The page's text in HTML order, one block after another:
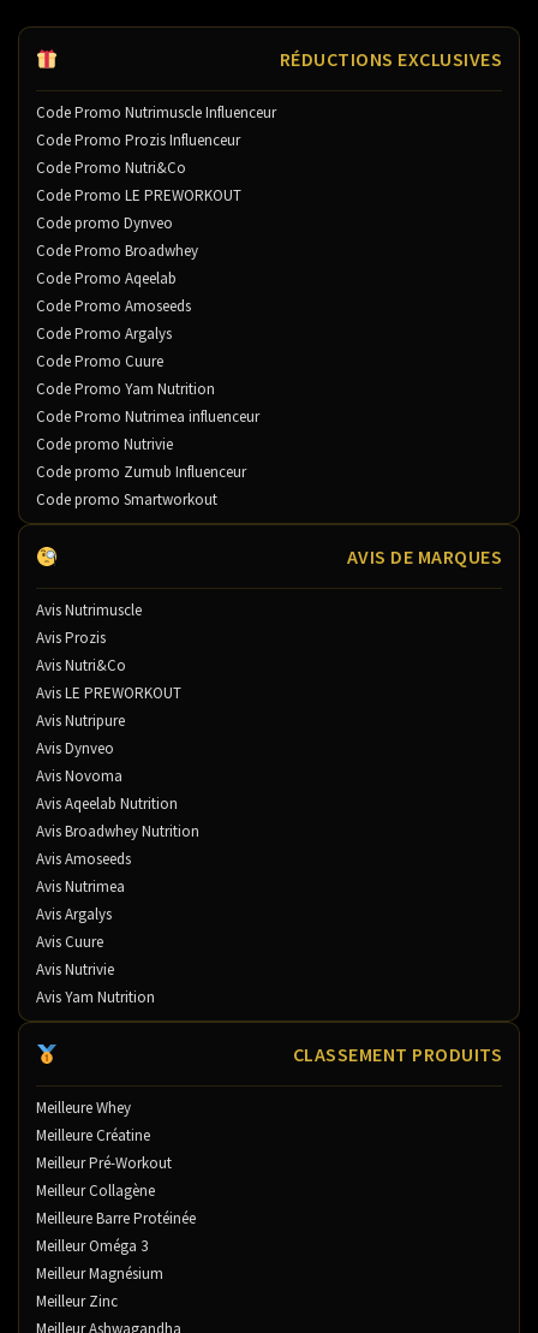
RÉDUCTIONS EXCLUSIVES
Code Promo Nutrimuscle Influenceur
Code Promo Prozis Influenceur
Code Promo Nutri&Co
Code Promo LE PREWORKOUT
Code promo Dynveo
Code Promo Broadwhey
Code Promo Aqeelab
Code Promo Amoseeds
Code Promo Argalys
Code Promo Cuure
Code Promo Yam Nutrition
Code Promo Nutrimea influenceur
Code promo Nutrivie
Code promo Zumub Influenceur
Code promo Smartworkout
AVIS DE MARQUES
Avis Nutrimuscle
Avis Prozis
Avis Nutri&Co
Avis LE PREWORKOUT
Avis Nutripure
Avis Dynveo
Avis Novoma
Avis Aqeelab Nutrition
Avis Broadwhey Nutrition
Avis Amoseeds
Avis Nutrimea
Avis Argalys
Avis Cuure
Avis Nutrivie
Avis Yam Nutrition
CLASSEMENT PRODUITS
Meilleure Whey
Meilleure Créatine
Meilleur Pré-Workout
Meilleur Collagène
Meilleure Barre Protéinée
Meilleur Oméga 3
Meilleur Magnésium
Meilleur Zinc